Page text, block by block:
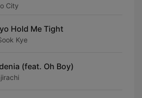
City
Hold Me Tight
Kye
(feat. Oh Boy)